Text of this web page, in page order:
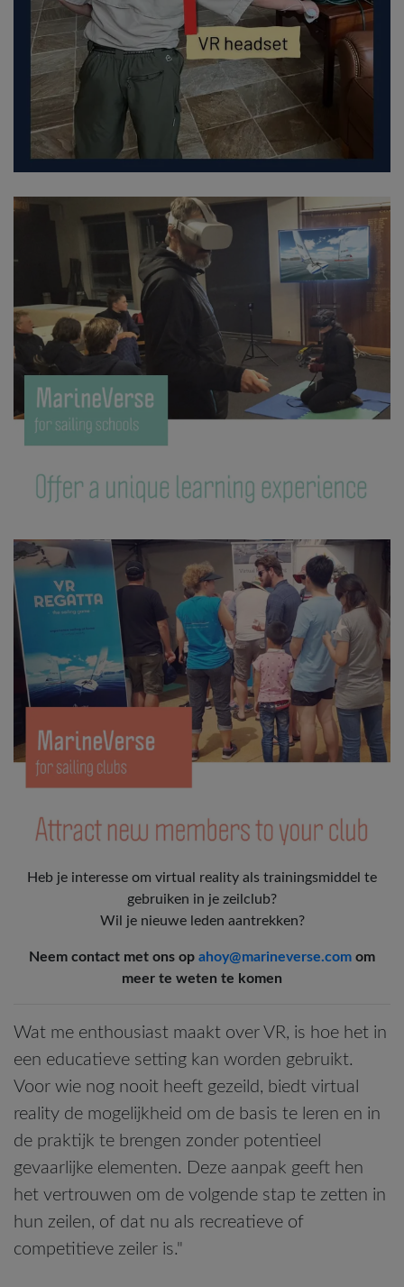
Heb je interesse om virtual reality als trainingsmiddel te
gebruiken in je zeilclub?
Wil je nieuwe leden aantrekken?
Neem contact met ons op ahoy@marineverse.com om
meer te weten te komen
Wat me enthousiast maakt over VR, is hoe het in
een educatieve setting kan worden gebruikt.
Voor wie nog nooit heeft gezeild, biedt virtual
reality de mogelijkheid om de basis te leren en in
de praktijk te brengen zonder potentieel
gevaarlijke elementen. Deze aanpak geeft hen
het vertrouwen om de volgende stap te zetten in
hun zeilen, of dat nu als recreatieve of
competitieve zeiler is."